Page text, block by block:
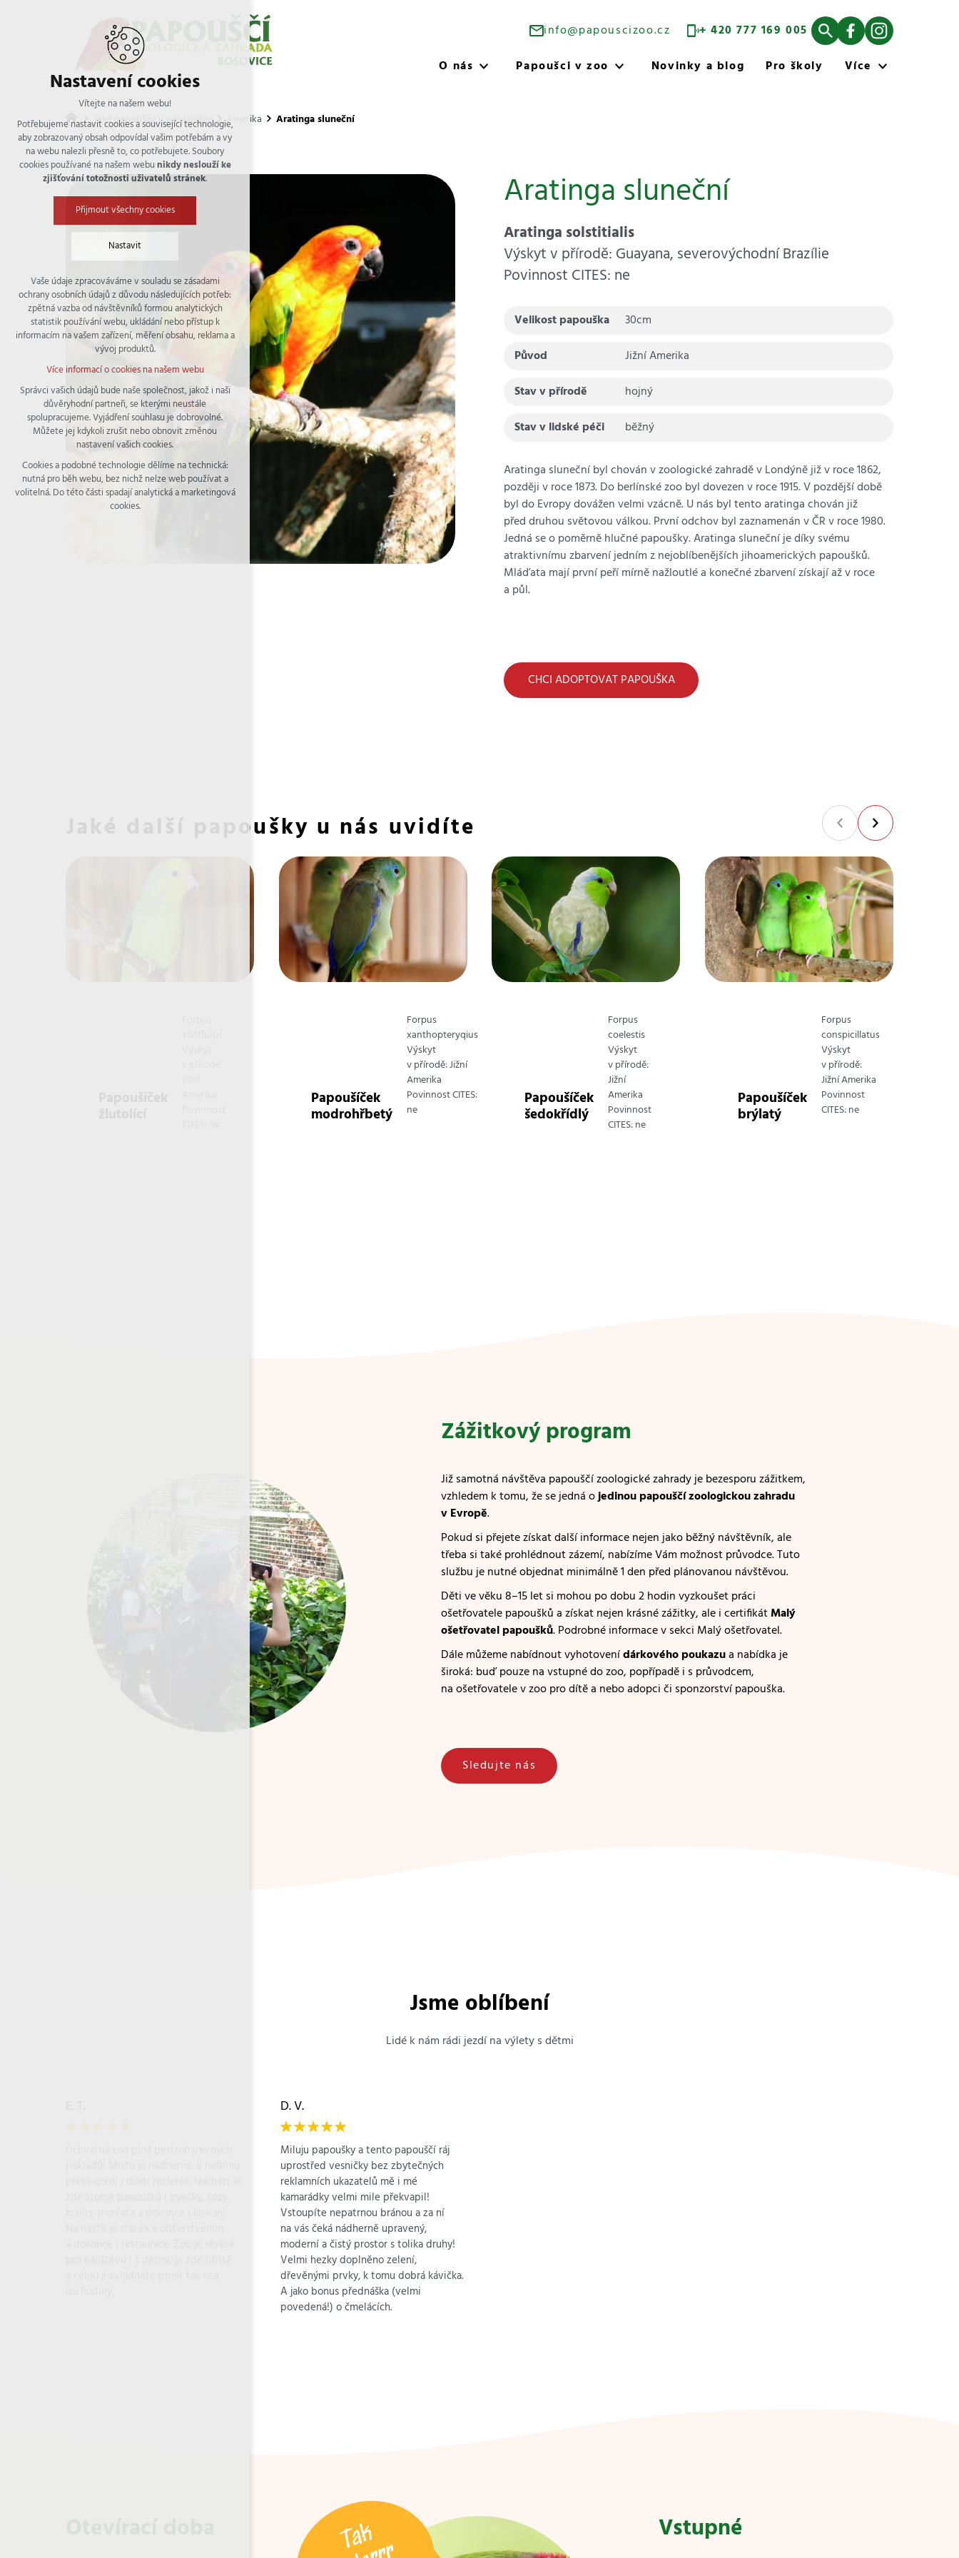
info@papouscizoo.cz
+ 420 777 169 005
O nás
Papoušci v zoo Novinky a blog Pro školy Více
Jaké papoušky u nás uvidíte Amerika Aratinga sluneční
Aratinga sluneční
Aratinga solstitialis
Výskyt v přírodě: Guayana, severovýchodní Brazílie
Povinnost CITES: ne
CHCI ADOPTOVAT PAPOUŠKA
Velikost papouška
30cm
Původ
Jižní Amerika
Stav v přírodě
hojný
Stav v lidské péči
běžný
Aratinga sluneční byl chován v zoologické zahradě v Londýně již v roce 1862,
později v roce 1873. Do berlínské zoo byl dovezen v roce 1915. V pozdější době
byl do Evropy dovážen velmi vzácně. U nás byl tento aratinga chován již
před druhou světovou válkou. První odchov byl zaznamenán v ČR v roce 1980.
Jedná se o poměrně hlučné papoušky. Aratinga sluneční je díky svému
atraktivnímu zbarvení jedním z nejoblíbenějších jihoamerických papoušků.
Mláďata mají první peří mírně nažloutlé a konečné zbarvení získají až v roce
a půl.
Jaké další papoušky u nás uvidíte
Papoušíček
modrohřbetý
Forpus
xanthopteryqius
Výskyt
v přírodě: Jižní
Amerika
Povinnost CITES:
ne
Papoušíček
šedokřídlý
Forpus
coelestis
Výskyt
v přírodě:
Jižní
Amerika
Povinnost
CITES: ne
Papoušíček
brýlatý
Forpus
conspicillatus
Výskyt
v přírodě:
Jižní Amerika
Povinnost
CITES: ne
Zážitkový program
Již samotná návštěva papouščí zoologické zahrady je bezesporu zážitkem,
vzhledem k tomu, že se jedná ojedinou papouščí zoologickou zahradu
v Evropě.
Pokud si přejete získat další informace nejen jako běžný návštěvník, ale
třeba si také prohlédnout zázemí, nabízíme Vám možnost průvodce. Tuto
službu je nutné objednat minimálně 1 den před plánovanou návštěvou.
Děti ve věku 8–15 let si mohou po dobu 2 hodin vyzkoušet práci
ošetřovatele papoušků a získat nejen krásné zážitky, ale i certifikátMalý
ošetřovatel papoušků. Podrobné informace v sekci Malý ošetřovatel.
Dále můžeme nabídnout vyhotovenídárkového poukazua nabídka je
široká: buď pouze na vstupné do zoo, popřípadě i s průvodcem,
na ošetřovatele v zoo pro dítě a nebo adopci či sponzorství papouška.
Sledujte nás
Jsme oblíbení
Lidé k nám rádi jezdí na výlety s dětmi
D. V.
Miluju papoušky a tento papouščí ráj
uprostřed vesničky bez zbytečných
reklamních ukazatelů mě i mé
kamarádky velmi mile překvapil!
Vstoupíte nepatrnou bránou a za ní
na vás čeká nádherně upravený,
moderní a čistý prostor s tolika druhy!
Velmi hezky doplněno zelení,
dřevěnými prvky, k tomu dobrá kávička.
A jako bonus přednáška (velmi
povedená!) o čmelácích.
Tak Vstupné
Nastavení cookies
Vítejte na našem webu!
Potřebujeme nastavit cookies a související technologie,
aby zobrazovaný obsah odpovídal vašim potřebám a vy
na webu nalezli přesně to, co potřebujete. Soubory
cookies používané na našem webunikdy neslouží ke
zjišťování totožnosti uživatelů stránek.
Přijmout všechny cookies
Nastavit
Technická cookies
nutná pro provozování webu
udržení kontextu stránek (session): případná
přihlášení, volby jazyka, apod.
analytická pro anonymizované vyhodnocení
návštěvnosti
marketingová cookies (Google)
Více informací o cookies na našem webu
Přijmout všechny cookies
Odmítnout vše
Vaše údaje zpracováváme v souladu se zásadami
ochrany osobních údajů z důvodu následujících potřeb:
zpětná vazba od návštěvníků formou analytických
statistik používání webu, ukládání nebo přístup k
informacím na vašem zařízení, měření obsahu, reklama a
vývoj produktů.
Více informací o cookies na našem webu
Správci vašich údajů bude naše společnost, jakož i naši
důvěryhodní partneři, se kterými neustále
spolupracujeme. Vyjádření souhlasu je dobrovolné.
Můžete jej kdykoli zrušit nebo obnovit změnou
nastavení vašich cookies.
Cookies a podobné technologie dělíme na technická:
nutná pro běh webu, bez nichž nelze web používat a
volitelná. Do této části spadají analytická a marketingová
cookies.